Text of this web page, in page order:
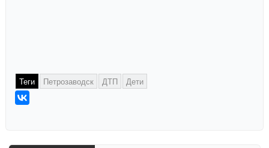
Теги Петрозаводск ДТП Дети